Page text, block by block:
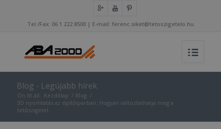
Tel./Fax: 06 1 222 8500 | E-mail: ferenc.siket@tetoszigetelo.hu
Blog - Legújabb hírek
Ön itt áll: Kezdőlap / Blog /
3D nyomtatás az építőiparban: Hogyan változtathatja meg a
tetőszigetel...